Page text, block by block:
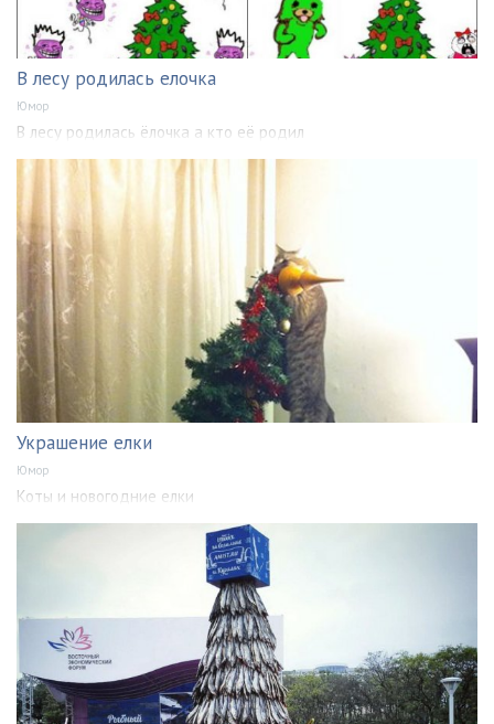
В лесу родилась елочка
Юмор
В лесу родилась ёлочка а кто её родил
Украшение елки
Юмор
Коты и новогодние елки